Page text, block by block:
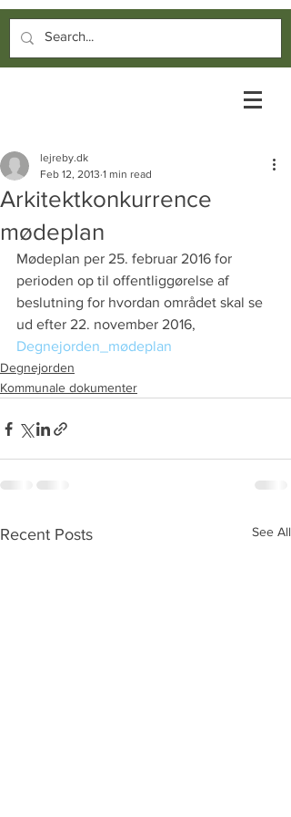
Arkitektkonkurrence
mødeplan
lejreby.dk
Feb 12, 2013 1 min read
Mødeplan per 25. februar 2016 for
perioden op til offentliggørelse af
beslutning for hvordan området skal se
ud efter 22. november 2016,
Degnejorden_mødeplan
Degnejorden
Kommunale dokumenter
Recent Posts See All